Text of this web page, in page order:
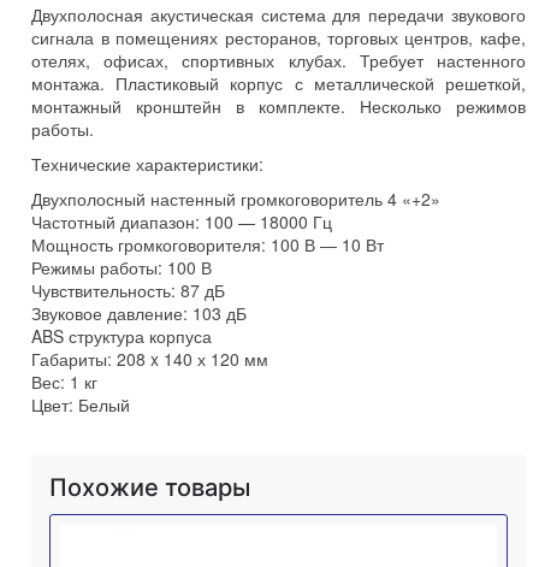
Двухполосная акустическая система для передачи звукового
сигнала в помещениях ресторанов, торговых центров, кафе,
отелях, офисах, спортивных клубах. Требует настенного
монтажа. Пластиковый корпус с металлической решеткой,
монтажный кронштейн в комплекте. Несколько режимов
работы.
Технические характеристики:
Двухполосный настенный громкоговоритель 4 «+2»
Частотный диапазон: 100 — 18000 Гц
Мощность громкоговорителя: 100 В — 10 Вт
Режимы работы: 100 В
Чувствительность: 87 дБ
Звуковое давление: 103 дБ
ABS структура корпуса
Габариты: 208 x 140 х 120 мм
Вес: 1 кг
Цвет: Белый
Похожие товары